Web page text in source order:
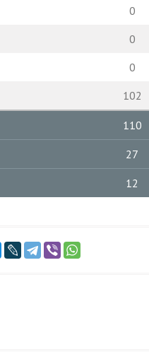
0
0
0
102
110
27
12